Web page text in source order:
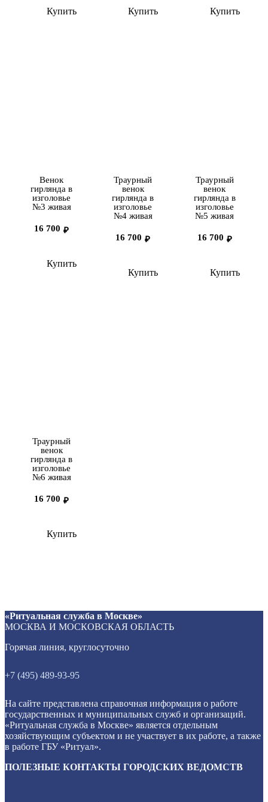
Купить Купить Купить
Венок
гирлянда в
изголовье
№3 живая
₽
16 700
Купить
Траурный
венок
гирлянда в
изголовье
№4 живая
₽
16 700
Купить
Траурный
венок
гирлянда в
изголовье
№5 живая
₽
16 700
Купить
Траурный
венок
гирлянда в
изголовье
№6 живая
₽
16 700
Купить
«Ритуальная служба в Москве»
МОСКВА И МОСКОВСКАЯ ОБЛАСТЬ
Горячая линия, круглосуточно
+7 (495) 489-93-95
На сайте представлена справочная информация о работе
государственных и муниципальных служб и организаций.
«Ритуальная служба в Москве» является отдельным
хозяйствующим субъектом и не участвует в их работе, а также
в работе ГБУ «Ритуал».
ПОЛЕЗНЫЕ КОНТАКТЫ ГОРОДСКИХ ВЕДОМСТВ